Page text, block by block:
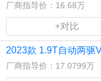
厂商指导价：16.68万
+对比
2023款 1.9T自动两驱
厂商指导价：17.0799万